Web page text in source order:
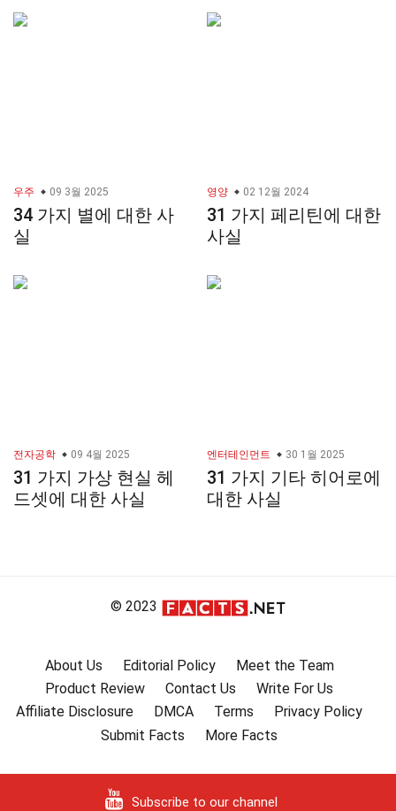
우주 09 3월 2025
34 가지 별에 대한 사
실
영양 02 12월 2024
31 가지 페리틴에 대한
사실
전자공학 09 4월 2025
31 가지 가상 현실 헤
드셋에 대한 사실
엔터테인먼트 30 1월 2025
31 가지 기타 히어로에
대한 사실
© 2023
About Us Editorial Policy
Meet the Team
Product Review
Contact Us
Write For Us
Affiliate Disclosure
DMCA Terms
Privacy Policy
Submit Facts
More Facts
Subscribe to our channel